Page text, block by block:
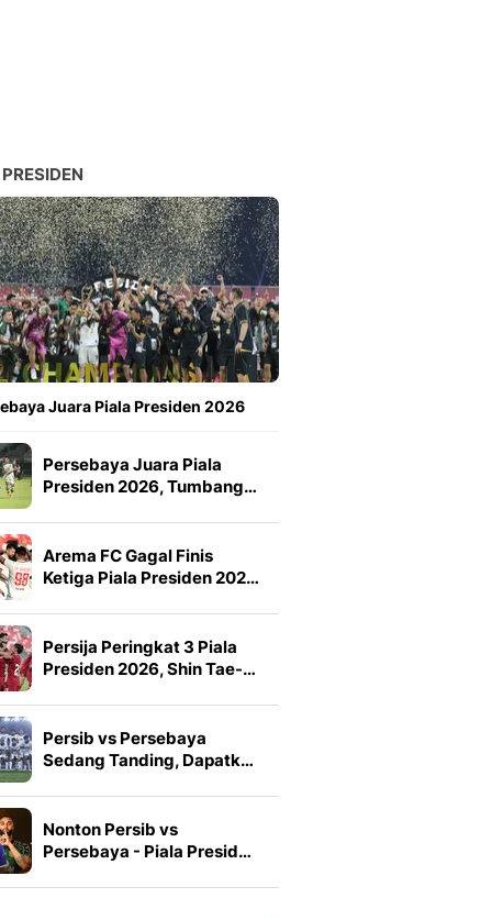
Juara Piala Presiden 2026
Persebaya Juara Piala
Presiden 2026, Tumbang…
Arema FC Gagal Finis
Ketiga Piala Presiden 202…
Persija Peringkat 3 Piala
Presiden 2026, Shin Tae-…
Persib vs Persebaya
Sedang Tanding, Dapatk…
Nonton Persib vs
Persebaya - Piala Presid…